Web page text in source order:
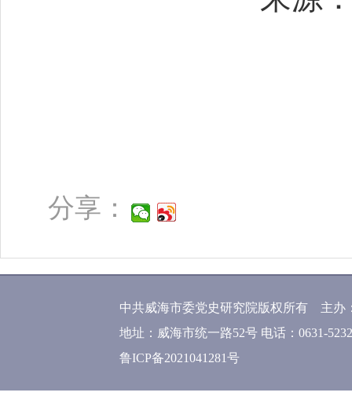
分享：
中共威海市委党史研究院版权所有 主办
地址：威海市统一路52号 电话：0631-
鲁ICP备2021041281号